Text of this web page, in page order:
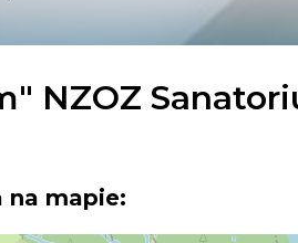
NZOZ
na mapie: